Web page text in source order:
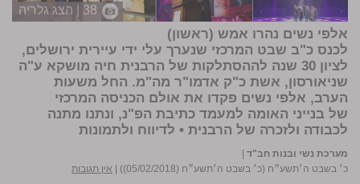
38 | הצג גלריה
אלפי נשים נהרו אמש (ראשון)
לכנס כ"ב שבט המרכזי שנערך עלי ידי עיירית ירושלים,
לציון 30 שנה לההסתלקות של הרבנית חיה מושקא ע"ה
שניאורסון, אשת כ"ק אדמו"ר מה"מ. החל משעות
הערב, אלפי נשים פקדו את אולם הכניסה המרכזי
של בנייני האומה למעמד כתיבת הפ"נ, ונתנו מתנה
לכבודה ולזכרה של הרבנית • לדיווח ולתמונות
מערכת נשי ובנות חב"ד |
כ׳ בשבט ה׳תשע״ח (כ׳ בשבט ה׳תשע״ח (05/02/2018))
| אין תגובות